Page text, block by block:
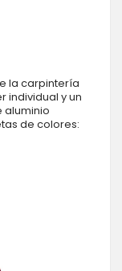
la carpintería
individual y un
aluminio
de colores: